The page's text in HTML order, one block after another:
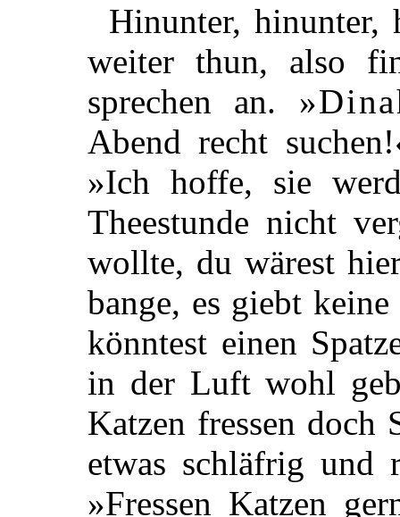
Hinunter, hinunter,
weiter thun, also
sprechen an. »
Abend recht
»Ich hoffe, sie
Theestunde nicht
wollte, du wärest
bange, es giebt
könntest einen
in der Luft wohl
Katzen fressen doch
etwas schläfrig und
»Fressen Katzen